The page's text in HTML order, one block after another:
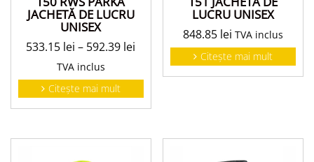
JACHETĂ DE LUCRU
UNISEX
533.15 lei – 592.39 lei
TVA inclus
Citește mai mult
LUCRU UNISEX
848.85 lei TVA inclus
Citește mai mult